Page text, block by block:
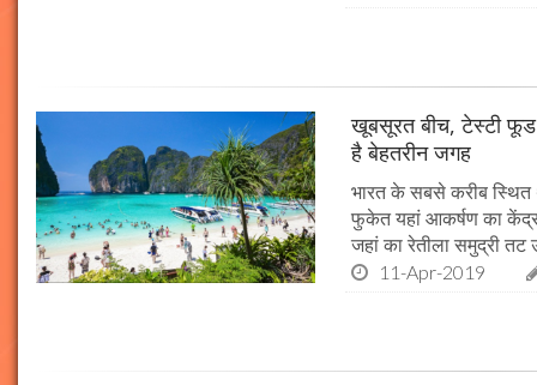
खूबसूरत बीच, टेस्टी
है बेहतरीन जगह
भारत के सबसे करीब स्थित
फुकेत यहां आकर्षण का केंद्र
जहां का रेतीला समुद्री
11-Apr-2019